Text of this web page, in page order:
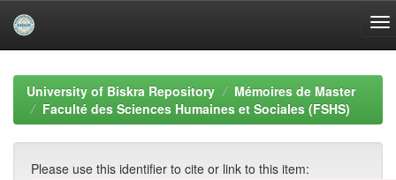
navigationUniversity of Biskra Repository
Mémoires de Master
Faculté des Sciences Humaines et Sociales (FSHS)
Please use this identifier to cite or link to this item: